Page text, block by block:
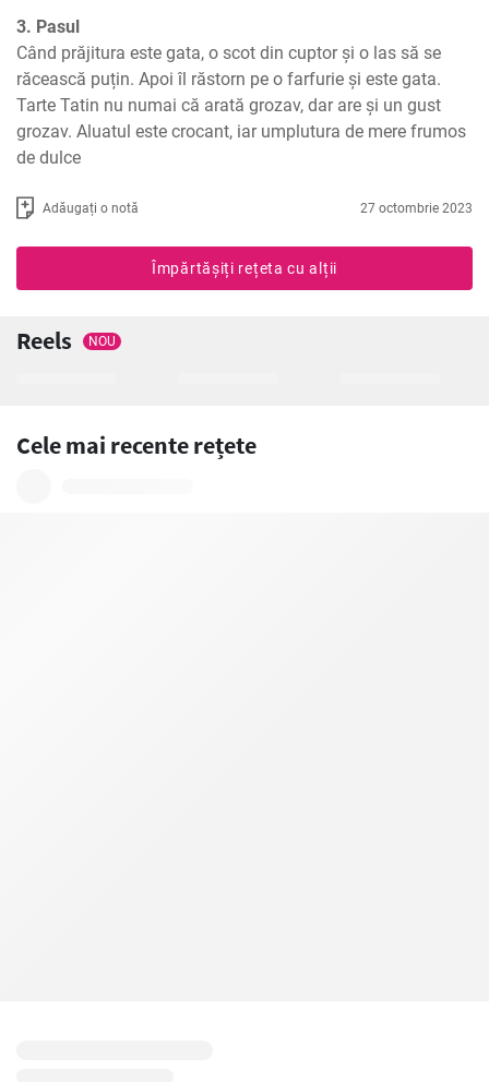
3. Pasul
Când prăjitura este gata, o scot din cuptor și o las să se
răcească puțin. Apoi îl răstorn pe o farfurie și este gata.
Tarte Tatin nu numai că arată grozav, dar are și un gust
grozav. Aluatul este crocant, iar umplutura de mere frumos
de dulce
Adăugați o notă 27 octombrie 2023
Împărtășiți rețeta cu alții
Reels NOU
Cele mai recente rețete